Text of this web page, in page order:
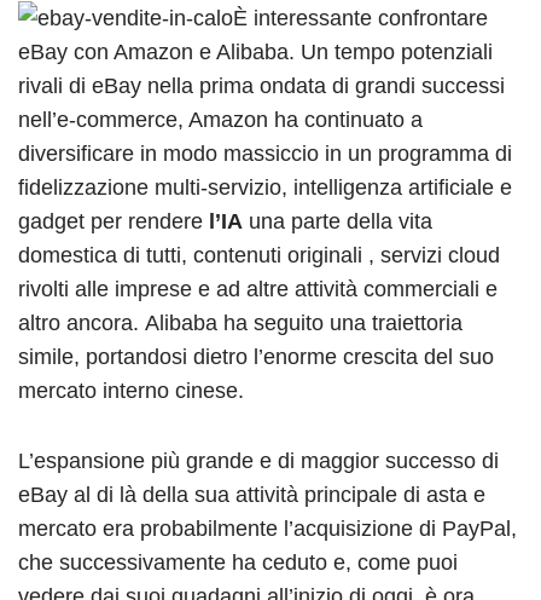
È interessante confrontare
eBay con Amazon e Alibaba. Un tempo potenziali
rivali di eBay nella prima ondata di grandi successi
nell’e-commerce, Amazon ha continuato a
diversificare in modo massiccio in un programma di
fidelizzazione multi-servizio, intelligenza artificiale e
gadget per rendere l’IA una parte della vita
domestica di tutti, contenuti originali , servizi cloud
rivolti alle imprese e ad altre attività commerciali e
altro ancora. Alibaba ha seguito una traiettoria
simile, portandosi dietro l’enorme crescita del suo
mercato interno cinese.
L’espansione più grande e di maggior successo di
eBay al di là della sua attività principale di asta e
mercato era probabilmente l’acquisizione di PayPal,
che successivamente ha ceduto e, come puoi